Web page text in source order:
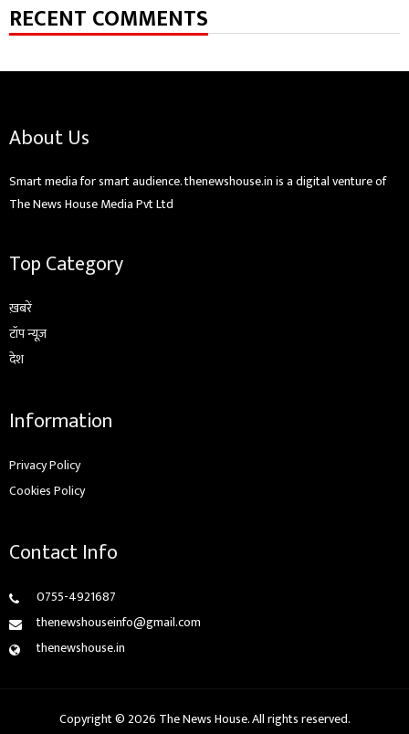
RECENT COMMENTS
About Us
Smart media for smart audience. thenewshouse.in is a digital venture of
The News House Media Pvt Ltd
Top Category
ख़बरें
टॉप न्यूज़
देश
Information
Privacy Policy
Cookies Policy
Contact Info
0755-4921687
thenewshouseinfo@gmail.com
thenewshouse.in
Copyright © 2026 The News House. All rights reserved.